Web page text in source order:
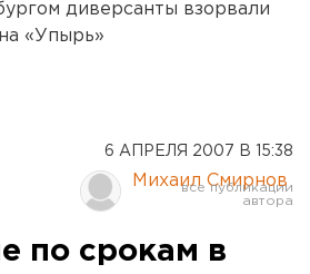
диверсанты взорвали
«Упырь»
6 АПРЕЛЯ 2007 В 15:38
Михаил Смирнов
по срокам в